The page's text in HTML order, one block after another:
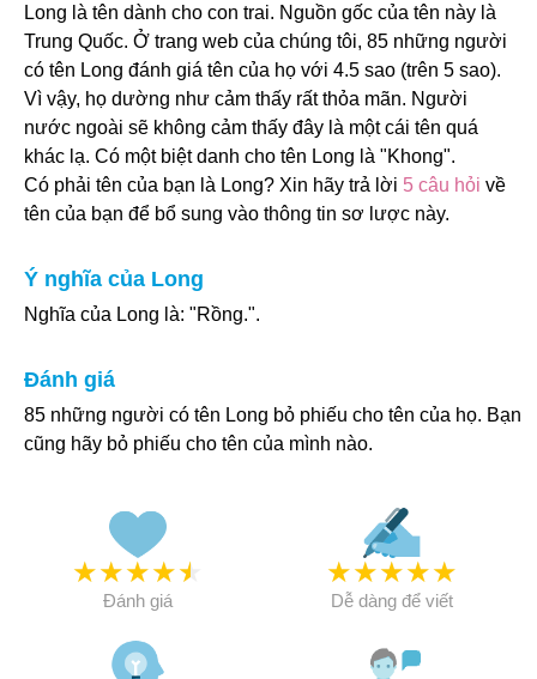
Long là tên dành cho con trai. Nguồn gốc của tên này là
Trung Quốc. Ở trang web của chúng tôi, 85 những người
có tên Long đánh giá tên của họ với 4.5 sao (trên 5 sao).
Vì vậy, họ dường như cảm thấy rất thỏa mãn. Người
nước ngoài sẽ không cảm thấy đây là một cái tên quá
khác lạ. Có một biệt danh cho tên Long là "Khong".
Có phải tên của bạn là Long? Xin hãy trả lời 5 câu hỏi về
tên của bạn để bổ sung vào thông tin sơ lược này.
Ý nghĩa của Long
Nghĩa của Long là: "Rồng.".
Đánh giá
85 những người có tên Long bỏ phiếu cho tên của họ. Bạn
cũng hãy bỏ phiếu cho tên của mình nào.
★★★★★
Đánh giá
★★★★★
Dễ dàng để viết